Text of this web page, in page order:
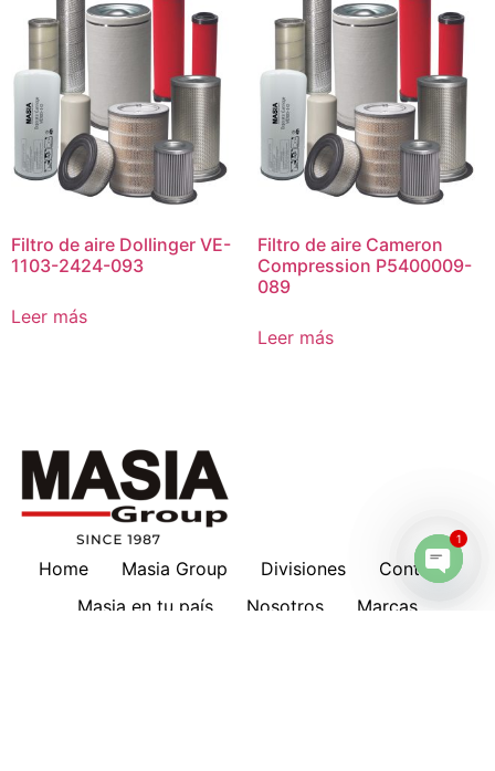
Filtro de aire Dollinger VE-
1103-2424-093
Leer más
Filtro de aire Cameron
Compression P5400009-
089
Leer más
Home Masia Group Divisiones
Contacto
Masia en tu país
Nosotros
Marcas
1